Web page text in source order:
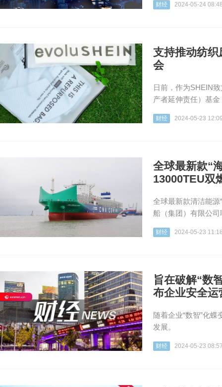
财经 2024-05-24
支持推动纺
会
日前，作为SHEIN
产者延伸责任）基
财经 2024-05-23
全球最新款“
13000TEU双
全球最新款清洁能
船（集团）有限公
财经 2024-05-23
旨在破解“数
布企业安全运
随着企业“数智”化
发展。
财经 2024-05-23